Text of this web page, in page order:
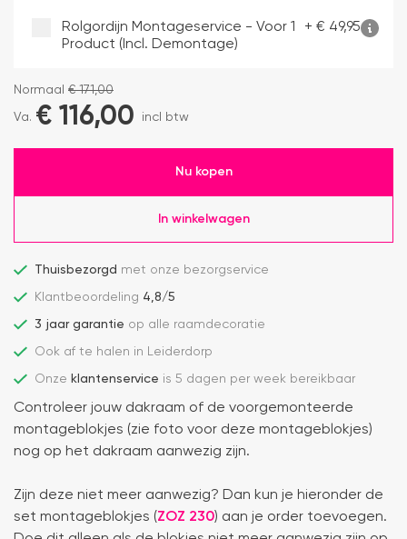
Rolgordijn Montageservice - Voor 1
Product (incl. Demontage)
+ € 49,95
Normaal €171,00
Va. € 116,00 incl btw
Nu kopen
In winkelwagen
Thuisbezorgd met onze bezorgservice
Klantbeoordeling 4,8/5
3 jaar garantie op alle raamdecoratie
Ook af te halen in Leiderdorp
Onze klantenservice is 5 dagen per week bereikbaar
Controleer jouw dakraam of de voorgemonteerde
montageblokjes (zie foto voor deze montageblokjes)
nog op het dakraam aanwezig zijn.
Zijn deze niet meer aanwezig? Dan kun je hieronder de
set montageblokjes (ZOZ 230) aan je order toevoegen.